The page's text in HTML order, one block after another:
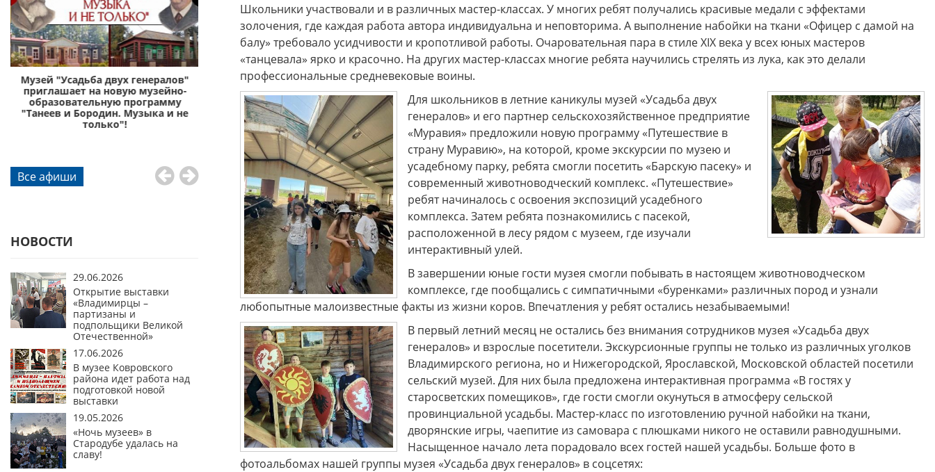
Музей "Усадьба двух генералов"
приглашает на новую музейно-
образовательную программу
"Танеев и Бородин. Музыка и не
только"!
Музей «Усадьба двух генералов»
приглашает отправиться в эпоху
князей Пожарских
Музей «Стародуб на Клязьме»
Клязьминский Городок)
приглашает на интерактивную
музейно-образовательную
программу "Монетная мастерская
Древнего Стародуба".
разнообразные программы по
Пушкинской карте в Историко-
краеведческом музее Ковровского
района в августе!
приглашает на новую
образовательную программу
"Танеев и Бородин. Музыка и
только"!
Все афиши
НОВОСТИ
29.06.2026
Открытие выставки
«Владимирцы –
партизаны и
подпольщики Великой
Отечественной»
17.06.2026
В музее Ковровского
района идет работа над
подготовкой новой
выставки
19.05.2026
«Ночь музеев» в
Стародубе удалась на
славу!
Школьники участвовали и в различных мастер-классах. У многих ребят получались красивые медали с эффектами
золочения, где каждая работа автора индивидуальна и неповторима. А выполнение набойки на ткани «Офицер с дамой на
балу» требовало усидчивости и кропотливой работы. Очаровательная пара в стиле XIX века у всех юных мастеров
«танцевала» ярко и красочно. На других мастер-классах многие ребята научились стрелять из лука, как это делали
профессиональные средневековые воины.
Для школьников в летние каникулы музей «Усадьба двух
генералов» и его партнер сельскохозяйственное предприятие
«Муравия» предложили новую программу «Путешествие в
страну Муравию», на которой, кроме экскурсии по музею и
усадебному парку, ребята смогли посетить «Барскую пасеку» и
современный животноводческий комплекс. «Путешествие»
ребят начиналось с освоения экспозиций усадебного
комплекса. Затем ребята познакомились с пасекой,
расположенной в лесу рядом с музеем, где изучали
интерактивный улей.
В завершении юные гости музея смогли побывать в настоящем животноводческом
комплексе, где пообщались с симпатичными «буренками» различных пород и узнали
любопытные малоизвестные факты из жизни коров. Впечатления у ребят остались незабываемыми!
В первый летний месяц не остались без внимания сотрудников музея «Усадьба двух
генералов» и взрослые посетители. Экскурсионные группы не только из различных уголков
Владимирского региона, но и Нижегородской, Ярославской, Московской областей посетили
сельский музей. Для них была предложена интерактивная программа «В гостях у
старосветских помещиков», где гости смогли окунуться в атмосферу сельской
провинциальной усадьбы. Мастер-класс по изготовлению ручной набойки на ткани,
дворянские игры, чаепитие из самовара с плюшками никого не оставили равнодушными.
Насыщенное начало лета порадовало всех гостей нашей усадьбы. Больше фото в
фотоальбомах нашей группы музея «Усадьба двух генералов» в соцсетях: